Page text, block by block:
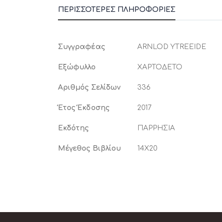
ΠΕΡΙΣΣΌΤΕΡΕΣ ΠΛΗΡΟΦΟΡΊΕΣ
Περισσότερες
Συγγραφέας ARNLOD YTREEIDE
Εξώφυλλο ΧΑΡΤΟΔΕΤΟ
Αριθμός Σελίδων 336
Έτος Έκδοσης 2017
Εκδότης ΠΑΡΡΗΣΙΑ
Μέγεθος Βιβλίου 14Χ20